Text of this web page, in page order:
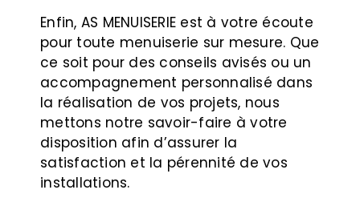
Enfin, AS MENUISERIE est à votre écoute
pour toute menuiserie sur mesure. Que
ce soit pour des conseils avisés ou un
accompagnement personnalisé dans
la réalisation de vos projets, nous
mettons notre savoir-faire à votre
disposition afin d’assurer la
satisfaction et la pérennité de vos
installations.